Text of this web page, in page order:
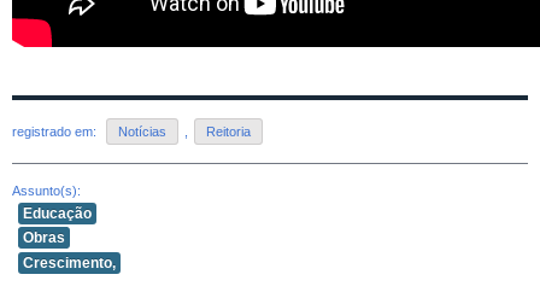
registrado em: Notícias Reitoria
Assunto(s):
Educação
Obras
Crescimento,